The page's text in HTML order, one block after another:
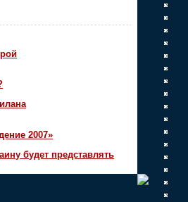
2007»
будет представлять